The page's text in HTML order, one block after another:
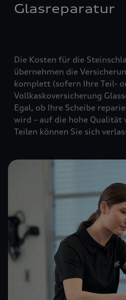
Glasreparatur
Die Kosten für die
übernehmen die
komplett (sofern Ihre Teil-
Vollkaskoversicherung
Egal, ob Ihre Scheibe
wird – auf die hohe Qualität
Teilen können Sie sich